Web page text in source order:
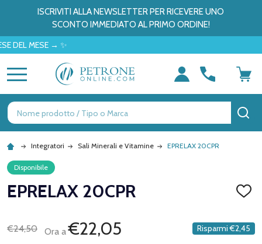
ISCRIVITI ALLA NEWSLETTER PER RICEVERE UNO
SCONTO IMMEDIATO AL PRIMO ORDINE!
MESE → ✨
Ricerca
Integratori Sali Minerali e Vitamine EPRELAX 20CPR
Disponibile
EPRELAX 20CPR
DEI
€24,50 Ora a€22,05 Risparmi €2,45